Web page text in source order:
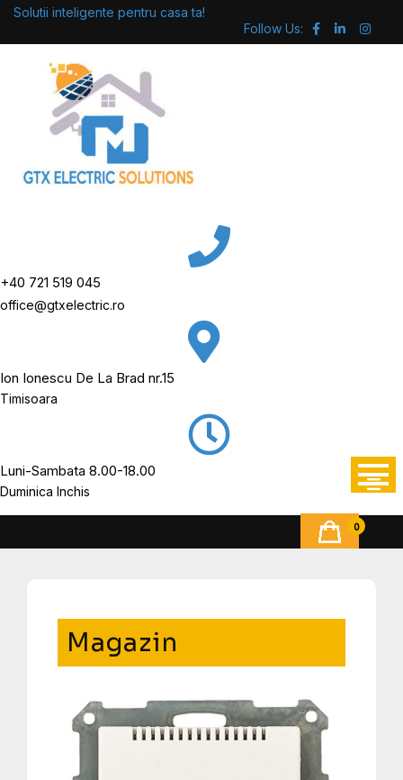
Skip
content
Solutii inteligente pentru casa ta!
Follow Us:
+40 721 519 045
office@gtxelectric.ro
Ion Ionescu De La Brad nr.15
Timisoara
Luni-Sambata 8.00-18.00
Duminica Inchis
0
Magazin